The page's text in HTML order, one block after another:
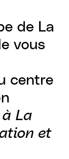
de La
vous
centre
La
et